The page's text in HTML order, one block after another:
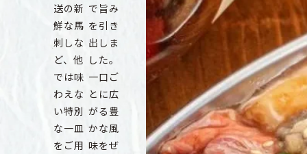
送の新
鮮な馬
刺しな
ど、他
では味
わえな
い特別
な一皿
をご用
で旨み
を引き
出しま
した。
一口ご
とに広
がる豊
かな風
味をぜ